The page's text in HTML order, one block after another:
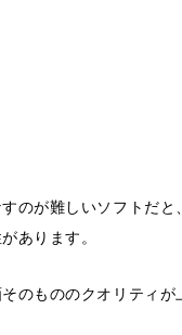
のが難しいソフトだ
あります。
のもののクオリティ